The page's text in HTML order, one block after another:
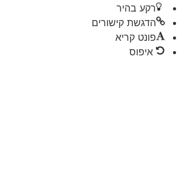
רקע בהיר
הדגשת קישורים
פונט קריא
איפוס